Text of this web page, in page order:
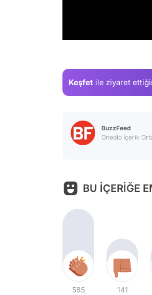
Keşfet ile ziyaret
BuzzFeed
Onedio İçerik
BU İÇERİĞE
585 141